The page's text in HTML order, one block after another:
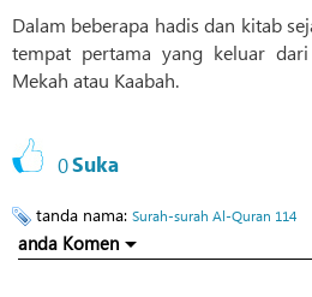
Dalam beberapa hadis dan kitab
tempat pertama yang keluar
Mekah atau Kaabah.
0Suka
tanda nama: Surah-surah Al-Quran 114
anda Komen